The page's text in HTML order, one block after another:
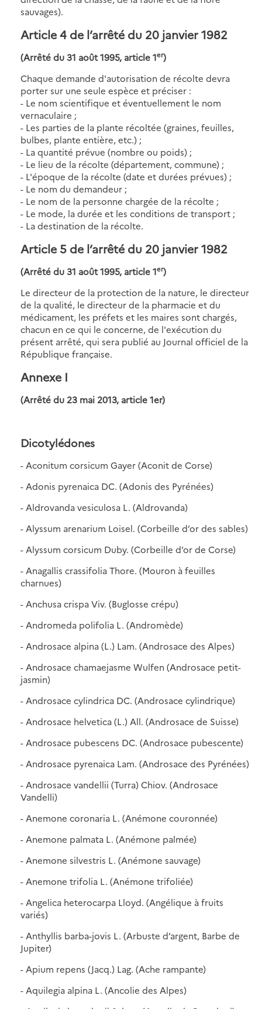
sauvages).
Article 4 de l’arrêté du 20 janvier 1982
(Arrêté du 31 août 1995, article 1er)
Chaque demande d'autorisation de récolte devra
porter sur une seule espèce et préciser :
- Le nom scientifique et éventuellement le nom
vernaculaire ;
- Les parties de la plante récoltée (graines, feuilles,
bulbes, plante entière, etc.) ;
- La quantité prévue (nombre ou poids) ;
- Le lieu de la récolte (département, commune) ;
- L'époque de la récolte (date et durées prévues) ;
- Le nom du demandeur ;
- Le nom de la personne chargée de la récolte ;
- Le mode, la durée et les conditions de transport ;
- La destination de la récolte.
Article 5 de l’arrêté du 20 janvier 1982
(Arrêté du 31 août 1995, article 1er)
Le directeur de la protection de la nature, le directeur
de la qualité, le directeur de la pharmacie et du
médicament, les préfets et les maires sont chargés,
chacun en ce qui le concerne, de l'exécution du
présent arrêté, qui sera publié au Journal officiel de la
République française.
Annexe I
(Arrêté du 23 mai 2013, article 1er)
Dicotylédones
- Aconitum corsicum Gayer (Aconit de Corse)
- Adonis pyrenaica DC. (Adonis des Pyrénées)
- Aldrovanda vesiculosa L. (Aldrovanda)
- Alyssum arenarium Loisel. (Corbeille d’or des sables)
- Alyssum corsicum Duby. (Corbeille d’or de Corse)
- Anagallis crassifolia Thore. (Mouron à feuilles
charnues)
- Anchusa crispa Viv. (Buglosse crépu)
- Andromeda polifolia L. (Andromède)
- Androsace alpina (L.) Lam. (Androsace des Alpes)
- Androsace chamaejasme Wulfen (Androsace petit-
jasmin)
- Androsace cylindrica DC. (Androsace cylindrique)
- Androsace helvetica (L.) All. (Androsace de Suisse)
- Androsace pubescens DC. (Androsace pubescente)
- Androsace pyrenaica Lam. (Androsace des Pyrénées)
- Androsace vandellii (Turra) Chiov. (Androsace
Vandelli)
- Anemone coronaria L. (Anémone couronnée)
- Anemone palmata L. (Anémone palmée)
- Anemone silvestris L. (Anémone sauvage)
- Anemone trifolia L. (Anémone trifoliée)
- Angelica heterocarpa Lloyd. (Angélique à fruits
variés)
- Anthyllis barba-jovis L. (Arbuste d’argent, Barbe de
Jupiter)
- Apium repens (Jacq.) Lag. (Ache rampante)
- Aquilegia alpina L. (Ancolie des Alpes)